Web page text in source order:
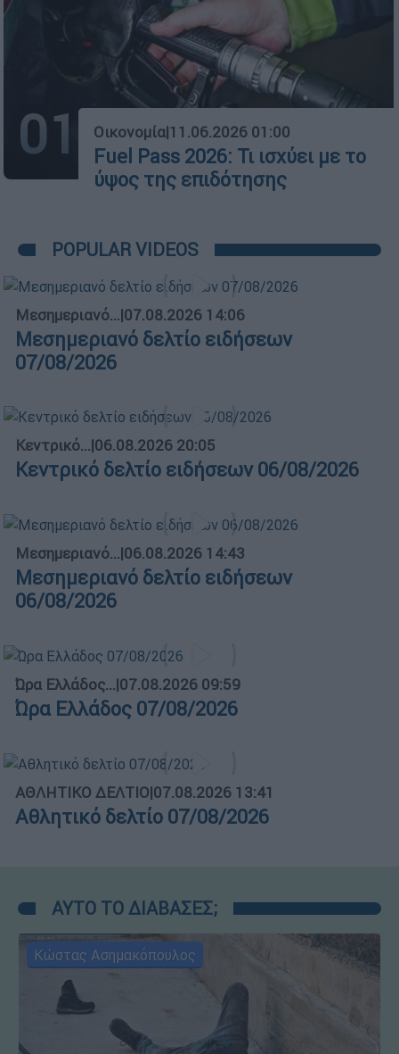
01 Οικονομία|11.06.2026 01:00
Fuel Pass 2026: Τι ισχύει με το
ύψος της επιδότησης
POPULAR VIDEOS
Μεσημεριανό...|07.08.2026 14:06
Μεσημεριανό δελτίο ειδήσεων
07/08/2026
Κεντρικό...|06.08.2026 20:05
Κεντρικό δελτίο ειδήσεων 06/08/2026
Μεσημεριανό...|06.08.2026 14:43
Μεσημεριανό δελτίο ειδήσεων
06/08/2026
Ώρα Ελλάδος...|07.08.2026 09:59
Ώρα Ελλάδος 07/08/2026
ΑΘΛΗΤΙΚΟ ΔΕΛΤΙΟ|07.08.2026 13:41
Αθλητικό δελτίο 07/08/2026
ΑΥΤΟ ΤΟ ΔΙΑΒΑΣΕΣ;
Κώστας Ασημακόπουλος